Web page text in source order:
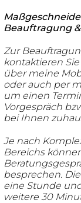
Beauftragung
Zur
kontaktieren
über meine
oder auch per
um einen
Vorgespräch
bei Ihnen
Je nach
Bereichs
besprechen.
eine Stunde
weitere 30